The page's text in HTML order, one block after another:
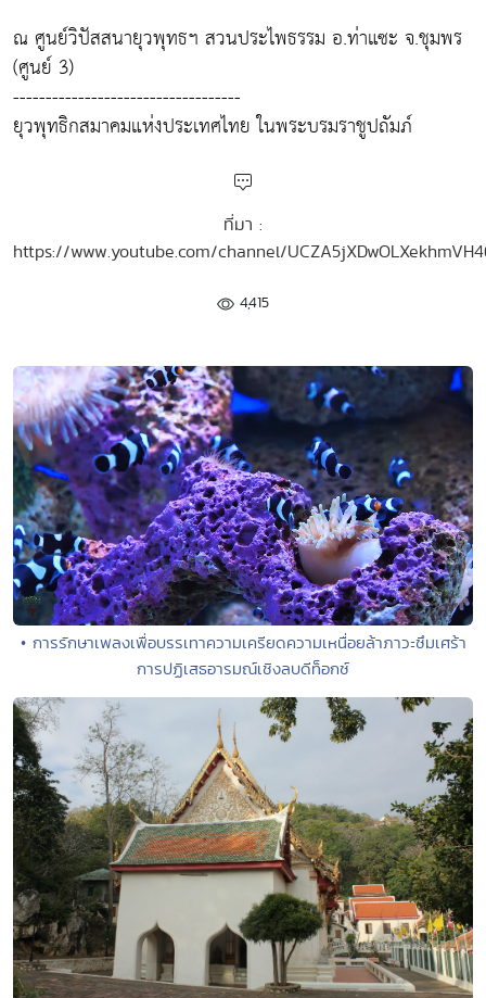
ณ ศูนย์วิปัสสนายุวพุทธฯ สวนประไพธรรม อ.ท่าแซะ จ.ชุมพร
(ศูนย์ 3)
-----------------------------------
ยุวพุทธิกสมาคมแห่งประเทศไทย ในพระบรมราชูปถัมภ์
ที่มา :
https://www.youtube.com/channel/
4,415
• การรักษาเพลงเพื่อบรรเทาความเครียดความเหนื่อยล้าภาวะซึมเศร้า
การปฏิเสธอารมณ์เชิงลบดีท็อกซ์